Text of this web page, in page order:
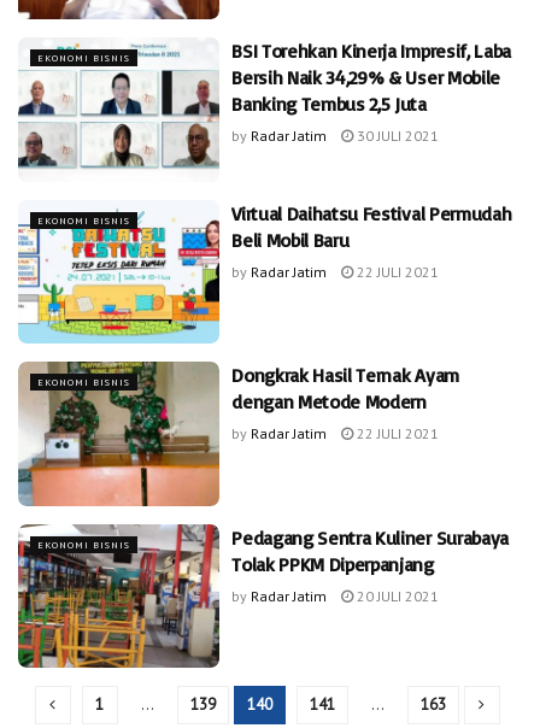
EKONOMI BISNIS
BSI Torehkan Kinerja Impresif, Laba
Bersih Naik 34,29% & User Mobile
Banking Tembus 2,5 Juta
by Radar Jatim 30 JULI 2021
EKONOMI BISNIS
Virtual Daihatsu Festival Permudah
Beli Mobil Baru
by Radar Jatim 22 JULI 2021
EKONOMI BISNIS
Dongkrak Hasil Ternak Ayam
dengan Metode Modern
by Radar Jatim 22 JULI 2021
EKONOMI BISNIS
Pedagang Sentra Kuliner Surabaya
Tolak PPKM Diperpanjang
by Radar Jatim 20 JULI 2021
1 … 139 140 141 … 163